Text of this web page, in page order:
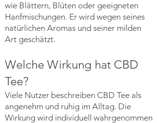
wie Blättern, Blüten oder geeigneten
Hanfmischungen. Er wird wegen seines
natürlichen Aromas und seiner milden
Art geschätzt.
Welche Wirkung hat CBD
Tee?
Viele Nutzer beschreiben CBD Tee als
angenehm und ruhig im Alltag. Die
Wirkung wird individuell wahrgenommen